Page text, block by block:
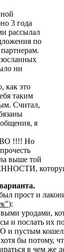
3 года
рассылал
по
ни
как это
таким
Считал,
я
!!!! Но
выше той
которую
прост и
):
уродами,
и послать их
и пустым
бы потому,
в чем же